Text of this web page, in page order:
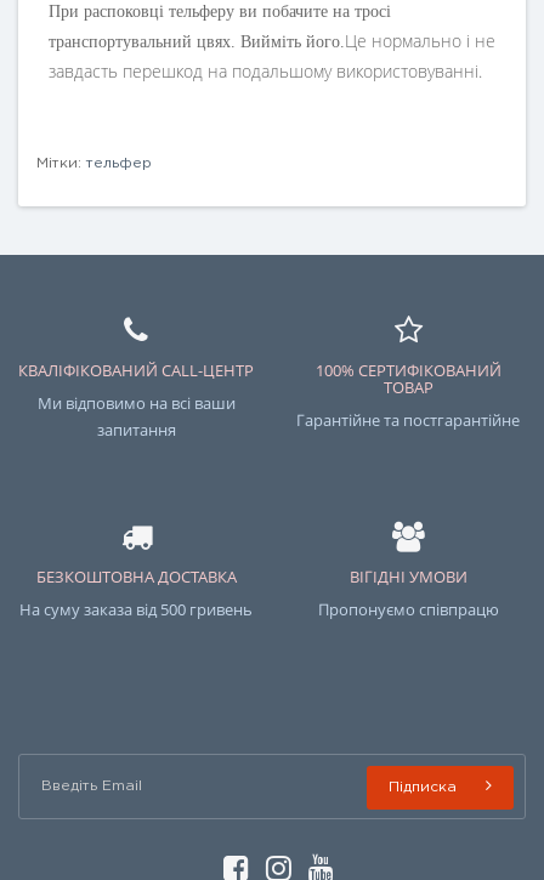
При распоковці тельферу ви побачите на тросі
транспортувальний цвях. Вийміть його.Це нормально і не
завдасть перешкод на подальшому використовуванні.
Мітки:тельфер
КВАЛІФІКОВАНИЙ CALL-ЦЕНТР
Ми відповимо на всі ваши
запитання
100% СЕРТИФІКОВАНИЙ
ТОВАР
Гарантійне та постгарантійне
БЕЗКОШТОВНА ДОСТАВКА
На суму заказа від 500 гривень
ВІГІДНІ УМОВИ
Пропонуємо співпрацю
Підписка